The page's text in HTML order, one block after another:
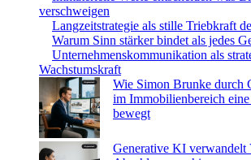
verschweigen
Langzeitstrategie als stille Triebkraft
Warum Sinn stärker bindet als jedes
Unternehmenskommunikation als
Wachstumskraft
Wie Simon Brunke durch
im Immobilienbereich
bewegt
Generative KI verwandelt